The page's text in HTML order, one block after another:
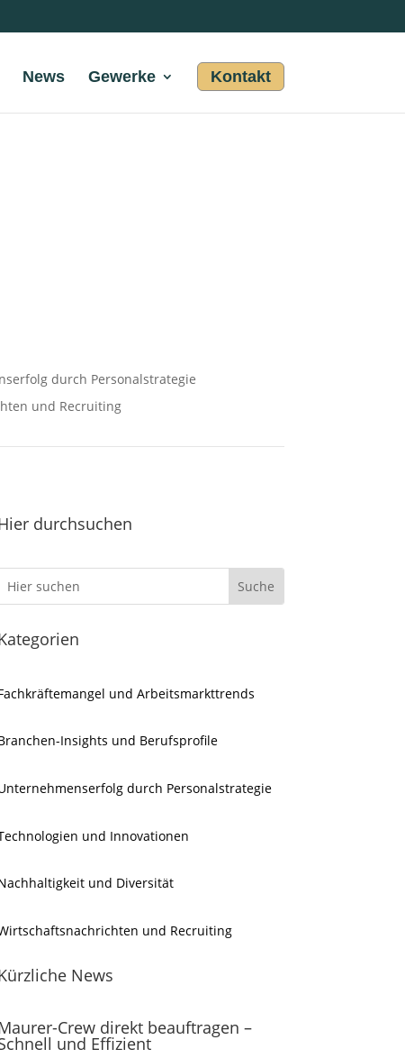
News Gewerke Kontakt
durch Personalstrategie
und Recruiting
durchsuchen
und Arbeitsmarkttrends
Insights und Berufsprofile
durch Personalstrategie
und Innovationen
und Diversität
und Recruiting
News
Crew direkt beauftragen –
und Effizient